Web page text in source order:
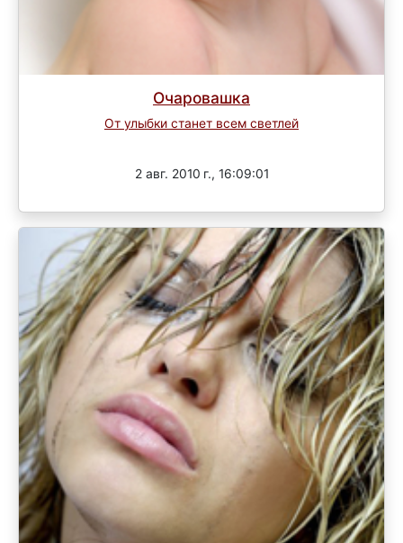
Очаровашка
От улыбки станет всем светлей
2 авг. 2010 г., 16:09:01